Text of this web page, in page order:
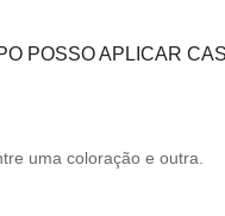
POSSO APLICAR
uma coloração e outra.